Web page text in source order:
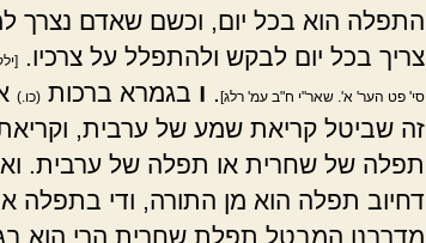
התפלה הוא בכל יום, וכשם שאדם נצרך
צריך בכל יום לבקש ולהתפלל על צרכיו.
סי' פט הער' א'. שאר"י ח"ב עמ' רלג] ו בגמרא ברכות (כו.)
זה שביטל קריאת שמע של ערבית,
תפלה של שחרית או תפלה של ערבית.
דחיוב תפלה הוא מן התורה, ודי בתפלה
מדרבנן המבטל תפלת שחרית הרי הוא